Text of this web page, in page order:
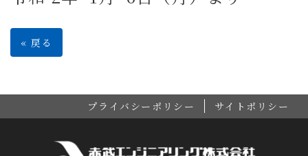
«戻る
プライバシーポリシー サイトポリシー